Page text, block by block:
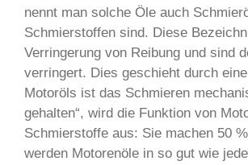
nennt man solche Öle auch
Schmierstoffen sind. Diese
Verringerung von Reibung und sind
verringert. Dies geschieht durch
Motoröls ist das Schmieren
gehalten“, wird die Funktion von
Schmierstoffe aus: Sie machen 50
werden Motorenöle in so gut wie